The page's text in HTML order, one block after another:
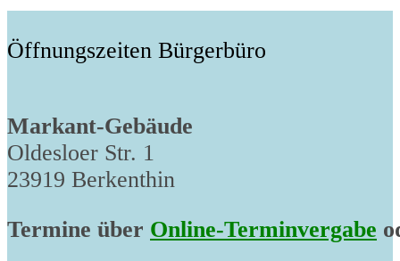
Öffnungszeiten Bürgerbüro
Markant-Gebäude
Oldesloer Str. 1
23919 Berkenthin
Termine über Online-Terminvergabe